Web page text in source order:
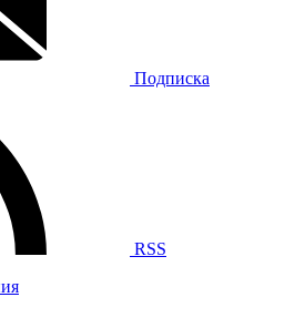
Подписка
RSS